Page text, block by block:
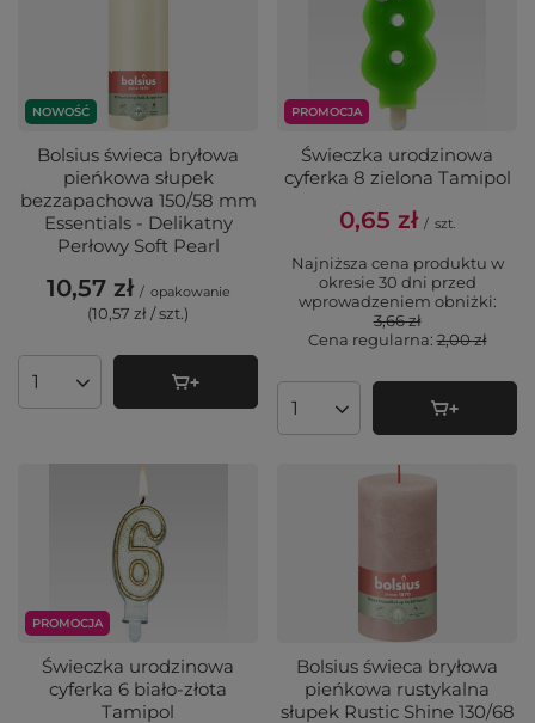
NOWOŚĆ
Bolsius świeca bryłowa
pieńkowa słupek
bezzapachowa 150/58 mm
Essentials - Delikatny
Perłowy Soft Pearl
10,57 zł / opakowanie
(10,57 zł / szt.)
Ilość produktów
PROMOCJA
Świeczka urodzinowa
cyferka 8 zielona Tamipol
0,65 zł / szt.
Najniższa cena produktu w
okresie 30 dni przed
wprowadzeniem obniżki:
3,66 zł
Cena regularna:2,00 zł
Ilość produktów
PROMOCJA
Świeczka urodzinowa
cyferka 6 biało-złota
Tamipol
Bolsius świeca bryłowa
pieńkowa rustykalna
słupek Rustic Shine 130/68